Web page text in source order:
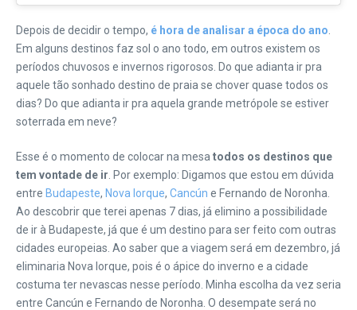
Depois de decidir o tempo, é hora de analisar a época do ano
Em alguns destinos faz sol o ano todo, em outros existem os
períodos chuvosos e invernos rigorosos. Do que adianta ir pra
aquele tão sonhado destino de praia se chover quase todos os
dias? Do que adianta ir pra aquela grande metrópole se estiver
soterrada em neve?
Esse é o momento de colocar na mesa todos os destinos que
tem vontade de ir . Por exemplo: Digamos que estou em dúvida
entre Budapeste, Nova Iorque, Cancún e Fernando de Noronha.
Ao descobrir que terei apenas 7 dias, já elimino a possibilidade
de ir à Budapeste, já que é um destino para ser feito com outras
cidades europeias. Ao saber que a viagem será em dezembro, já
eliminaria Nova Iorque, pois é o ápice do inverno e a cidade
costuma ter nevascas nesse período. Minha escolha da vez seria
entre Cancún e Fernando de Noronha. O desempate será no